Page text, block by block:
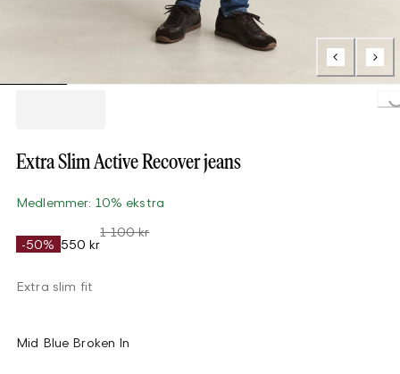
Extra Slim Active Recover jeans
Medlemmer: 10% ekstra
-50% 550 kr
1 100 kr
Extra slim fit
Mid Blue Broken In